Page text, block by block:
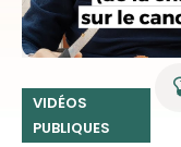
VIDÉOS
PUBLIQUES